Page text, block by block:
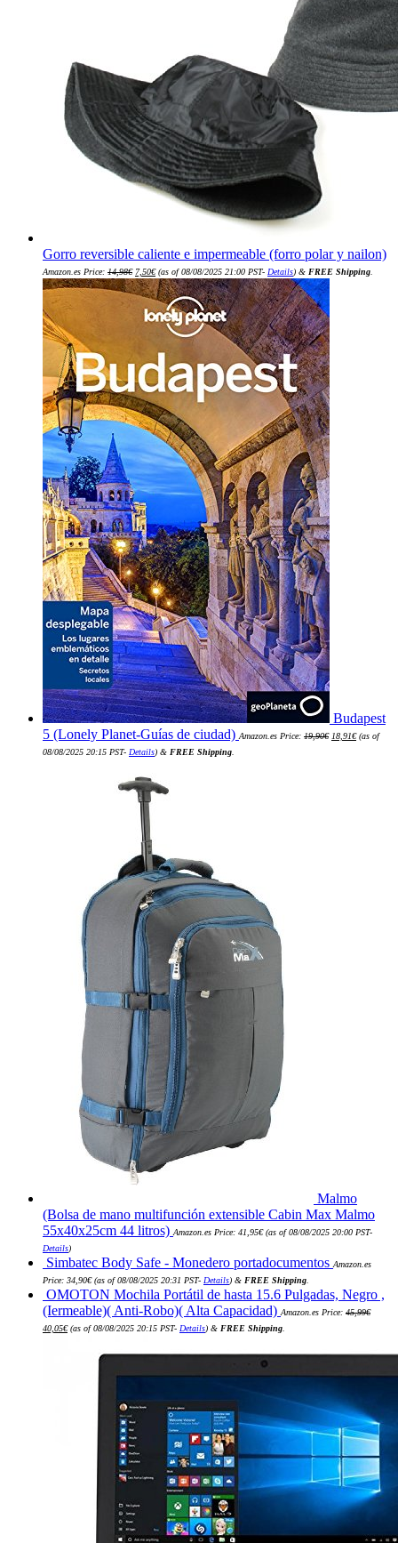
Gorro reversible caliente e impermeable (forro polar y nailon)
Amazon.es Price: 14,98€ precio
original
era:
14,98€.
7,50€precio
actual
es:
7,50€.
(as of 08/08/2025 21:00 PST- Details) & FREE Shipping
Budapest
5 (Lonely Planet-Guías de ciudad) Amazon.es Price: 19,90€ precio
18,91€precio
(as of
08/08/2025 20:15 PST- Details) & FREE Shipping
Malmo
(Bolsa de mano multifunción extensible Cabin Max Malmo
55x40x25cm 44 litros) Amazon.es Price: 41,95€(as of 08/08/2025 20:00 PST-
Details)
Simbatec Body Safe - Monedero portadocumentos Amazon.es
Price: 34,90€(as of 08/08/2025 20:31 PST- Details) & FREE Shipping
OMOTON Mochila Portátil de hasta 15.6 Pulgadas, Negro ,
(Iermeable)( Anti-Robo)( Alta Capacidad) Amazon.es Price: 45,99€
precio
40,05€precio
(as of 08/08/2025 20:15 PST- Details) & FREE Shipping